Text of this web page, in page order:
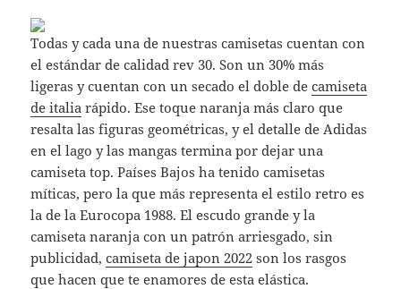
Todas y cada una de nuestras camisetas cuentan con
el estándar de calidad rev 30. Son un 30% más
ligeras y cuentan con un secado el doble decamiseta
de italia rápido. Ese toque naranja más claro que
resalta las figuras geométricas, y el detalle de Adidas
en el lago y las mangas termina por dejar una
camiseta top. Países Bajos ha tenido camisetas
míticas, pero la que más representa el estilo retro es
la de la Eurocopa 1988. El escudo grande y la
camiseta naranja con un patrón arriesgado, sin
publicidad,camiseta de japon 2022 son los rasgos
que hacen que te enamores de esta elástica.